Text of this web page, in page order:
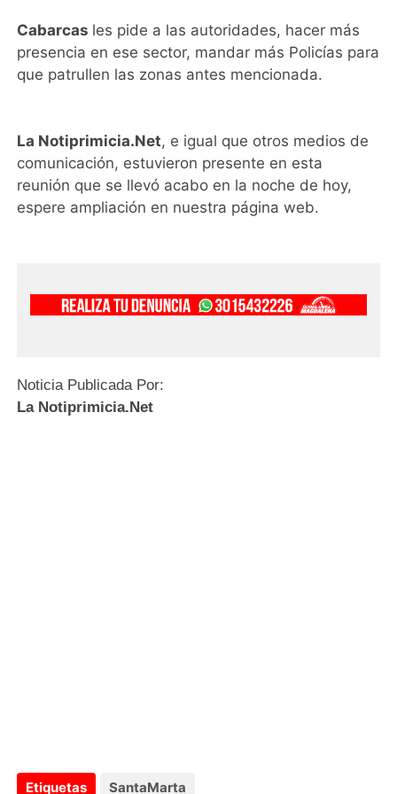
Cabarcas les pide a las autoridades, hacer más
presencia en ese sector, mandar más Policías para
que patrullen las zonas antes mencionada.
La Notiprimicia.Net, e igual que otros medios de
comunicación, estuvieron presente en esta
reunión que se llevó acabo en la noche de hoy,
espere ampliación en nuestra página web.
Noticia Publicada Por:
La Notiprimicia.Net
Etiquetas SantaMarta